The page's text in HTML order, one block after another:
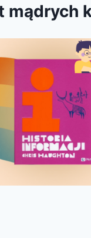
mądrych